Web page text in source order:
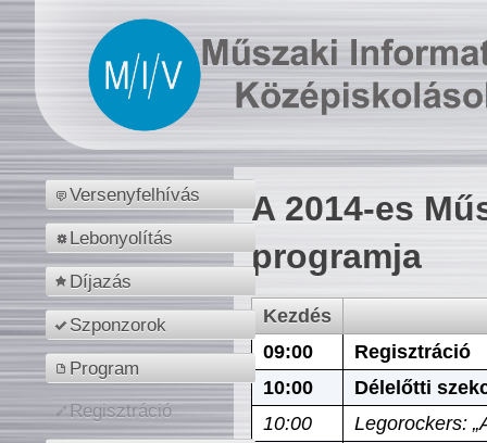
Versenyfelhívás
Lebonyolítás
Díjazás
Szponzorok
Program
Regisztráció
A 2014-es
programja
Kezdés
09:00
Regisztráció
10:00
Délelőtti
10:00
Legorockers: